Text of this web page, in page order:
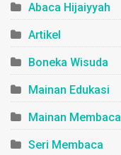
Abaca Hijaiyyah
Artikel
Boneka Wisuda
Mainan Edukasi
Mainan Membaca
Seri Membaca